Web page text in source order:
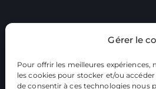
Gérer le
Pour offrir les meilleures expériences,
les cookies pour stocker et/ou
de consentir à ces technologies nous